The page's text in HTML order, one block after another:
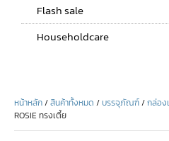
Flash sale
Householdcare
หน้าหลัก/สินค้าทั้งหมด /บรรจุภัณฑ์/กล่อง
ROSIE ทรงเตี้ย